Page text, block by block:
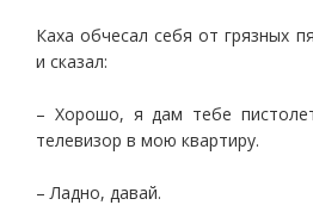
Каха обчесал себя от грязных
и сказал:
– Хорошо, я дам тебе
телевизор в мою квартиру.
– Ладно, давай.